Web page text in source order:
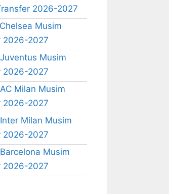
2026-2027
Musim
2026-2027
Musim
2026-2027
Milan Musim
2026-2027
Milan Musim
2026-2027
Musim
2026-2027